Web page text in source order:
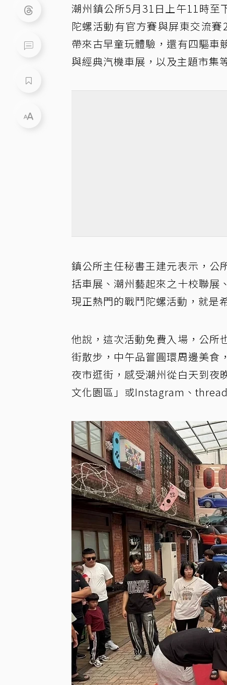
潮州鎮公所5月31日上午11時至
陀螺活動有官方賽與屏東交流
帶來古早童玩體驗，還有四驅車
與經典汽機車展，以及主題市集
鎮公所主任秘書王建元表示，公
括車展、潮州藝起來之十校聯展
現正熱門的戰鬥陀螺活動，就是
他說，這次活動免費入場，公所
街散步，中午品嘗圓環周邊美食
夜市逛街，感受潮州從白天到夜
文化園區」或Instagram、